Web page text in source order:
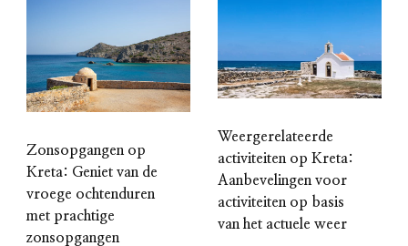
Zonsopgangen op
Kreta: Geniet van de
vroege ochtenduren
met prachtige
zonsopgangen
Weergerelateerde
activiteiten op Kreta:
Aanbevelingen voor
activiteiten op basis
van het actuele weer